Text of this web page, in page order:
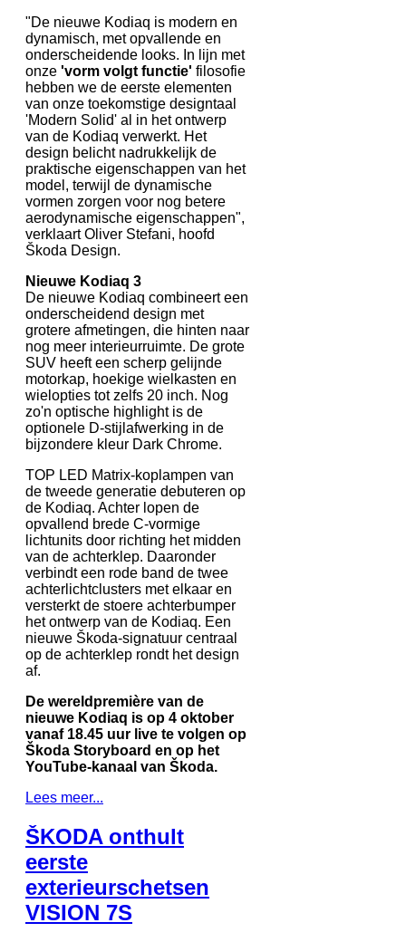
"De nieuwe Kodiaq is modern en
dynamisch, met opvallende en
onderscheidende looks. In lijn met
onze 'vorm volgt functie' filosofie
hebben we de eerste elementen
van onze toekomstige designtaal
'Modern Solid' al in het ontwerp
van de Kodiaq verwerkt. Het
design belicht nadrukkelijk de
praktische eigenschappen van het
model, terwijl de dynamische
vormen zorgen voor nog betere
aerodynamische eigenschappen",
verklaart Oliver Stefani, hoofd
Škoda Design.
Nieuwe Kodiaq 3
De nieuwe Kodiaq combineert een
onderscheidend design met
grotere afmetingen, die hinten naar
nog meer interieurruimte. De grote
SUV heeft een scherp gelijnde
motorkap, hoekige wielkasten en
wielopties tot zelfs 20 inch. Nog
zo'n optische highlight is de
optionele D-stijlafwerking in de
bijzondere kleur Dark Chrome.
TOP LED Matrix-koplampen van
de tweede generatie debuteren op
de Kodiaq. Achter lopen de
opvallend brede C-vormige
lichtunits door richting het midden
van de achterklep. Daaronder
verbindt een rode band de twee
achterlichtclusters met elkaar en
versterkt de stoere achterbumper
het ontwerp van de Kodiaq. Een
nieuwe Škoda-signatuur centraal
op de achterklep rondt het design
af.
De wereldpremière van de
nieuwe Kodiaq is op 4 oktober
vanaf 18.45 uur live te volgen op
Škoda Storyboard en op het
YouTube-kanaal van Škoda.
Lees meer...
ŠKODA onthult
eerste
exterieurschetsen
VISION 7S